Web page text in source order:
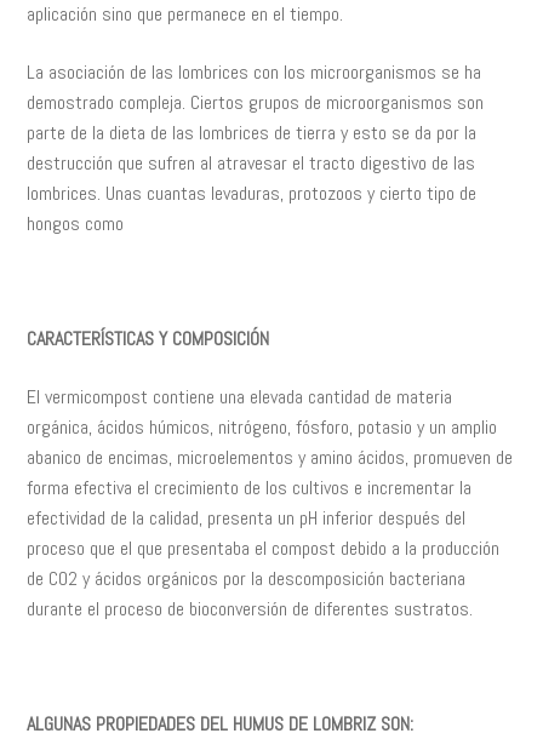
aplicación sino que permanece en el tiempo.
La asociación de las lombrices con los microorganismos se ha
demostrado compleja. Ciertos grupos de microorganismos son
parte de la dieta de las lombrices de tierra y esto se da por la
destrucción que sufren al atravesar el tracto digestivo de las
lombrices. Unas cuantas levaduras, protozoos y cierto tipo de
hongos como
CARACTERÍSTICAS Y COMPOSICIÓN
El vermicompost contiene una elevada cantidad de materia
orgánica, ácidos húmicos, nitrógeno, fósforo, potasio y un amplio
abanico de encimas, microelementos y amino ácidos, promueven de
forma efectiva el crecimiento de los cultivos e incrementar la
efectividad de la calidad, presenta un pH inferior después del
proceso que el que presentaba el compost debido a la producción
de CO2 y ácidos orgánicos por la descomposición bacteriana
durante el proceso de bioconversión de diferentes sustratos.
ALGUNAS PROPIEDADES DEL HUMUS DE LOMBRIZ SON: